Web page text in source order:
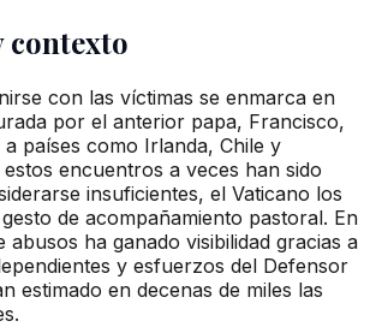
contexto
con las víctimas se enmarca en
por el anterior papa, Francisco,
países como Irlanda, Chile y
encuentros a veces han sido
insuficientes, el Vaticano los
de acompañamiento pastoral. En
abusos ha ganado visibilidad gracias a
y esfuerzos del Defensor
estimado en decenas de miles las